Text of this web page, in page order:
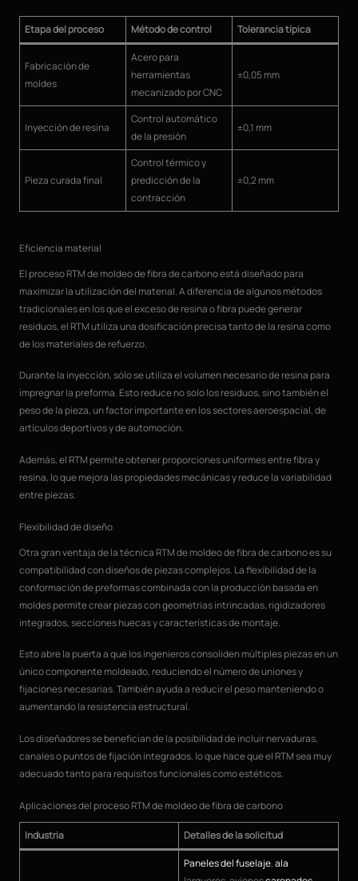
Etapa del proceso Método de control Tolerancia típica
Fabricación de
moldes
Acero para
herramientas
mecanizado por CNC
±0,05 mm
Inyección de resina
Control automático
de la presión
±0,1 mm
Pieza curada final
Control térmico y
predicción de la
contracción
±0,2 mm
Eficiencia material
El proceso RTM de moldeo de fibra de carbono está diseñado para
maximizar la utilización del material. A diferencia de algunos métodos
tradicionales en los que el exceso de resina o fibra puede generar
residuos, el RTM utiliza una dosificación precisa tanto de la resina como
de los materiales de refuerzo.
Durante la inyección, sólo se utiliza el volumen necesario de resina para
impregnar la preforma. Esto reduce no solo los residuos, sino también el
peso de la pieza, un factor importante en los sectores aeroespacial, de
artículos deportivos y de automoción.
Además, el RTM permite obtener proporciones uniformes entre fibra y
resina, lo que mejora las propiedades mecánicas y reduce la variabilidad
entre piezas.
Flexibilidad de diseño
Otra gran ventaja de la técnica RTM de moldeo de fibra de carbono es su
compatibilidad con diseños de piezas complejos. La flexibilidad de la
conformación de preformas combinada con la producción basada en
moldes permite crear piezas con geometrías intrincadas, rigidizadores
integrados, secciones huecas y características de montaje.
Esto abre la puerta a que los ingenieros consoliden múltiples piezas en un
único componente moldeado, reduciendo el número de uniones y
fijaciones necesarias. También ayuda a reducir el peso manteniendo o
aumentando la resistencia estructural.
Los diseñadores se benefician de la posibilidad de incluir nervaduras,
canales o puntos de fijación integrados, lo que hace que el RTM sea muy
adecuado tanto para requisitos funcionales como estéticos.
Aplicaciones del proceso RTM de moldeo de fibra de carbono
Industria Detalles de la solicitud
Paneles del fuselaje,ala